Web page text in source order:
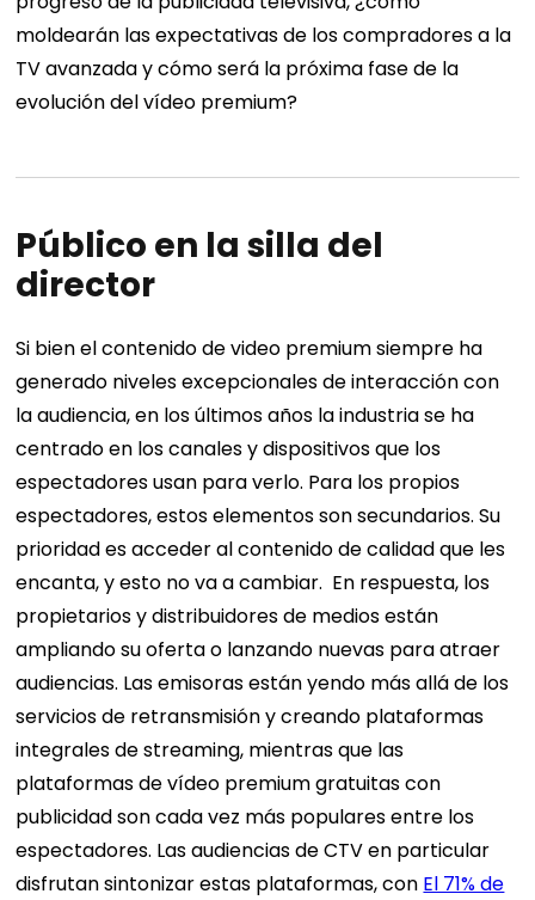
moldearán las expectativas de los compradores a la
TV avanzada y cómo será la próxima fase de la
evolución del vídeo premium?
Público en la silla del
director
Si bien el contenido de video premium siempre ha
generado niveles excepcionales de interacción con
la audiencia, en los últimos años la industria se ha
centrado en los canales y dispositivos que los
espectadores usan para verlo. Para los propios
espectadores, estos elementos son secundarios. Su
prioridad es acceder al contenido de calidad que les
encanta, y esto no va a cambiar. En respuesta, los
propietarios y distribuidores de medios están
ampliando su oferta o lanzando nuevas para atraer
audiencias. Las emisoras están yendo más allá de los
servicios de retransmisión y creando plataformas
integrales de streaming, mientras que las
plataformas de vídeo premium gratuitas con
publicidad son cada vez más populares entre los
espectadores. Las audiencias de CTV en particular
disfrutan sintonizar estas plataformas, con El 71% de